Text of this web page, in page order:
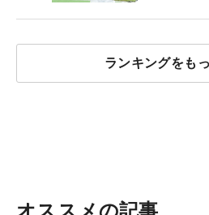
ランキングをも
オススメの記事